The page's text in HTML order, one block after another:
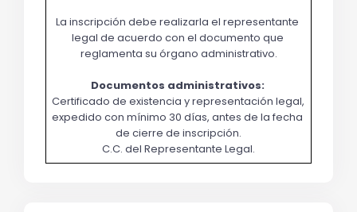
La inscripción debe realizarla el representante
legal de acuerdo con el documento que
reglamenta su órgano administrativo.
Documentos administrativos:
Certificado de existencia y representación legal,
expedido con mínimo 30 días, antes de la fecha
de cierre de inscripción.
C.C. del Representante Legal.